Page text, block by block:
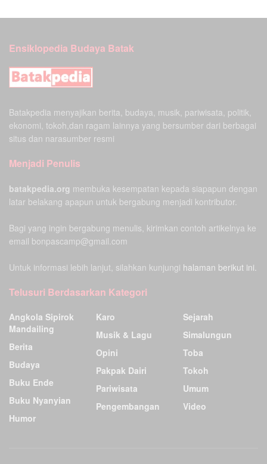
Ensiklopedia Budaya Batak
Batakpedia menyajikan berita, budaya, musik, pariwisata, politik,
ekonomi, tokoh,dan ragam lainnya yang bersumber dari berbagai
situs dan narasumber resmi
Menjadi Penulis
batakpedia.org membuka kesempatan kepada siapapun dengan
latar belakang apapun untuk bergabung menjadi kontributor.
Bagi yang ingin bergabung menulis, kirimkan contoh artikelnya ke
email bonpascamp@gmail.com
Untuk informasi lebih lanjut, silahkan kunjungi halaman berikut ini.
Telusuri Berdasarkan Kategori
Angkola Sipirok
Mandailing
Berita
Budaya
Buku Ende
Buku Nyanyian
Humor
Karo
Musik & Lagu
Opini
Pakpak Dairi
Pariwisata
Pengembangan
Sejarah
Simalungun
Toba
Tokoh
Umum
Video